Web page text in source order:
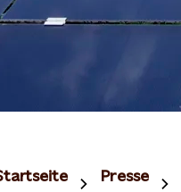
Presse